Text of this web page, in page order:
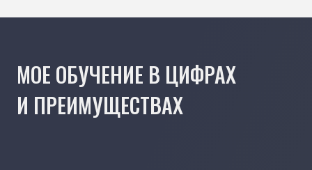
МОЕ ОБУЧЕНИЕ В ЦИФРАХ
И ПРЕИМУЩЕСТВАХ